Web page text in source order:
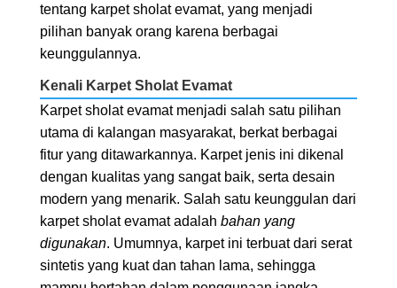
tentang karpet sholat evamat, yang menjadi
pilihan banyak orang karena berbagai
keunggulannya.
Kenali Karpet Sholat Evamat
Karpet sholat evamat menjadi salah satu pilihan
utama di kalangan masyarakat, berkat berbagai
fitur yang ditawarkannya. Karpet jenis ini dikenal
dengan kualitas yang sangat baik, serta desain
modern yang menarik. Salah satu keunggulan dari
karpet sholat evamat adalah bahan yang
digunakan. Umumnya, karpet ini terbuat dari serat
sintetis yang kuat dan tahan lama, sehingga